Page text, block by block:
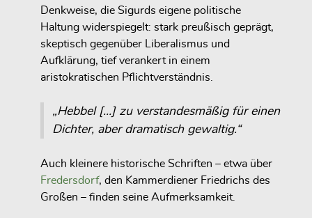
Denkweise, die Sigurds eigene politische
Haltung widerspiegelt: stark preußisch geprägt,
skeptisch gegenüber Liberalismus und
Aufklärung, tief verankert in einem
aristokratischen Pflichtverständnis.
„Hebbel […] zu verstandesmäßig für einen
Dichter, aber dramatisch gewaltig.“
Auch kleinere historische Schriften – etwa über
Fredersdorf, den Kammerdiener Friedrichs des
Großen – finden seine Aufmerksamkeit.